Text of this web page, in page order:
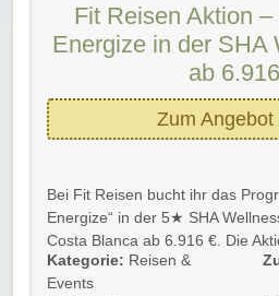
Fit Reisen Aktion
Energize in der SHA
ab
Zum Angebot
Bei Fit Reisen bucht ihr das
Energize“ in der 5★ SHA
Costa Blanca ab 6.916 €. Die
euch eine luxuriöse
Langlebigkeit,
Kategorie: Reisen &
Events